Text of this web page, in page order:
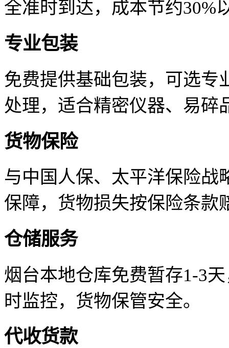
全准时到达，成本节约30%
专业包装
免费提供基础包装，可选专
处理，适合精密仪器、易碎
货物保险
与中国人保、太平洋保险战
保障，货物损失按保险条款
仓储服务
烟台本地仓库免费暂存1-3
时监控，货物保管安全。
代收货款